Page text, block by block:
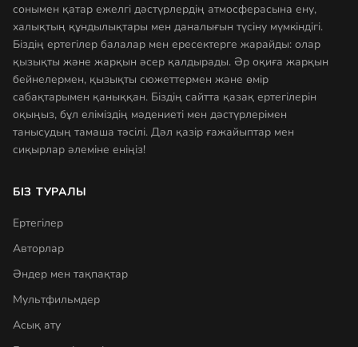
сонымен қатар ежелгі дәстүрлердің атмосферасына ену,
халықтың құндылықтары мен даналығын түсіну мүмкіндігі.
Біздің ертегілер балалар мен ересектерге жарайды: олар
қызықты және жарқын әсер қалдырады. Әр оқиға жарқын
бейнелермен, қызықты сюжеттермен және өмір
сабақтарымен қаныққан. Біздің сайтта қазақ ертегілерін
оқыңыз, бұл еліміздің мәдениеті мен дәстүрлерімен
танысудың тамаша тәсілі. Дәл қазір ғажайыптар мен
сиқырлар әлеміне еніңіз!
БІЗ ТУРАЛЫ
Ертегілер
Авторлар
Әндер мен тақпақтар
Мультфильмдер
Асық ату